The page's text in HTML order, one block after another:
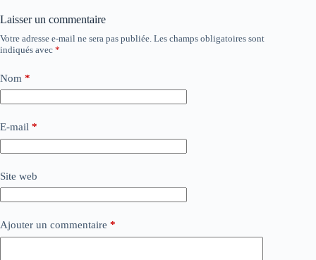
Laisser un commentaire
Votre adresse e-mail ne sera pas publiée. Les champs obligatoires sont
indiqués avec *
Nom *
E-mail *
Site web
Ajouter un commentaire *